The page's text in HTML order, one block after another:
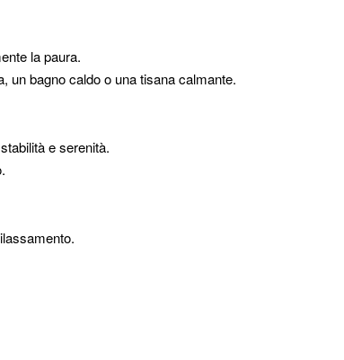
la paura.
un bagno caldo o una tisana calmante.
e serenità.